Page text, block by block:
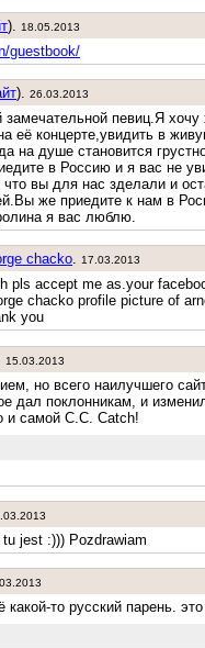
). 18.05.2013
guestbook/
). 26.03.2013
замечательной певиц.Я хочу
её концерте,увидить в
на душе становится
в Россию и я вас не
что вы для нас зделали и
же приедите к нам в
я вас люблю.
chacko. 17.03.2013
pls accept me as.your
chacko profile picture of
you
15.03.2013
но всего наилучшего
дал поклонникам, и
и самой C.C. Catch!
jest :))) Pozdrawiam
какой-то русский парень.